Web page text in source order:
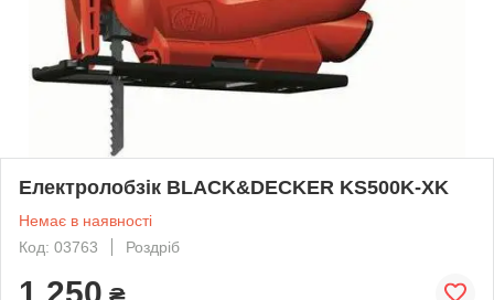
Електролобзік BLACK&DECKER KS500K-XK
Немає в наявності
Код: 03763
Роздріб
1 250